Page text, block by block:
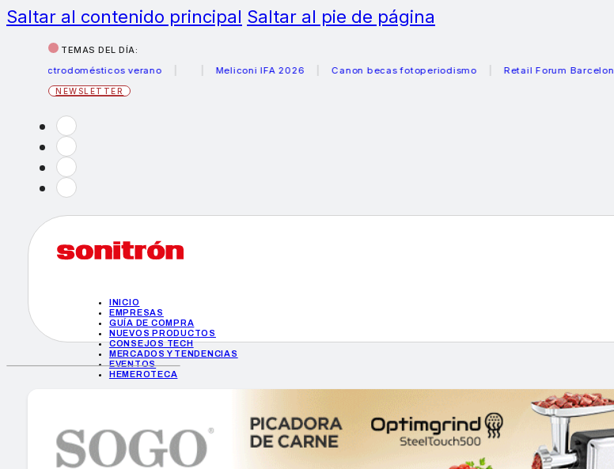
Saltar al contenido principal Saltar al pie de página
TEMAS DEL DÍA:
verano
Meliconi IFA 2026 Canon becas fotoperiodismo Retail Forum Barcelona 2026
NEWSLETTER
INICIO
EMPRESAS
GUÍA DE COMPRA
NUEVOS PRODUCTOS
CONSEJOS TECH
MERCADOS Y TENDENCIAS
EVENTOS
HEMEROTECA
GUÍA DE COMPRA
NUEVOS PRODUCTOS
CONSEJOS TECH
MERCADOS Y TENDENCIAS